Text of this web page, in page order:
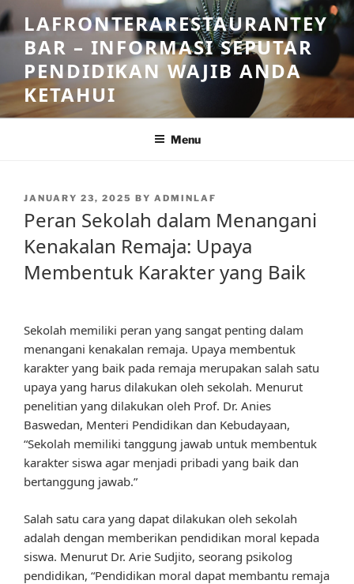
Skip
to
content
LAFRONTERARESTAURANTEY
BAR – INFORMASI SEPUTAR
PENDIDIKAN WAJIB ANDA
KETAHUI
Menu
POSTED
JANUARY 23, 2025 BY ADMINLAF
Peran Sekolah dalam Menangani
Kenakalan Remaja: Upaya
Membentuk Karakter yang Baik
Sekolah memiliki peran yang sangat penting dalam
menangani kenakalan remaja. Upaya membentuk
karakter yang baik pada remaja merupakan salah satu
upaya yang harus dilakukan oleh sekolah. Menurut
penelitian yang dilakukan oleh Prof. Dr. Anies
Baswedan, Menteri Pendidikan dan Kebudayaan,
“Sekolah memiliki tanggung jawab untuk membentuk
karakter siswa agar menjadi pribadi yang baik dan
bertanggung jawab.”
Salah satu cara yang dapat dilakukan oleh sekolah
adalah dengan memberikan pendidikan moral kepada
siswa. Menurut Dr. Arie Sudjito, seorang psikolog
pendidikan, “Pendidikan moral dapat membantu remaja